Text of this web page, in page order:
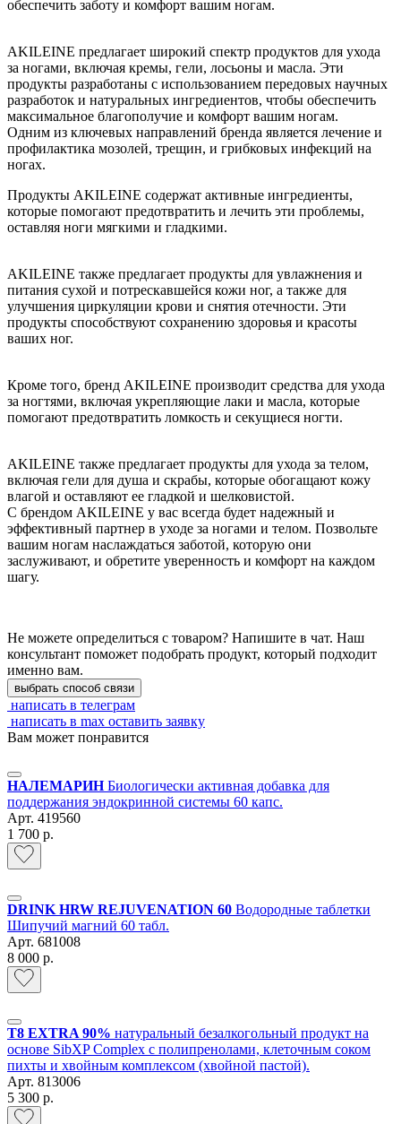
обеспечить заботу и комфорт вашим ногам.
AKILEINE предлагает широкий спектр продуктов для ухода
за ногами, включая кремы, гели, лосьоны и масла. Эти
продукты разработаны с использованием передовых научных
разработок и натуральных ингредиентов, чтобы обеспечить
максимальное благополучие и комфорт вашим ногам.
Одним из ключевых направлений бренда является лечение и
профилактика мозолей, трещин, и грибковых инфекций на
ногах.
Продукты AKILEINE содержат активные ингредиенты,
которые помогают предотвратить и лечить эти проблемы,
оставляя ноги мягкими и гладкими.
AKILEINE также предлагает продукты для увлажнения и
питания сухой и потрескавшейся кожи ног, а также для
улучшения циркуляции крови и снятия отечности. Эти
продукты способствуют сохранению здоровья и красоты
ваших ног.
Кроме того, бренд AKILEINE производит средства для ухода
за ногтями, включая укрепляющие лаки и масла, которые
помогают предотвратить ломкость и секущиеся ногти.
AKILEINE также предлагает продукты для ухода за телом,
включая гели для душа и скрабы, которые обогащают кожу
влагой и оставляют ее гладкой и шелковистой.
С брендом AKILEINE у вас всегда будет надежный и
эффективный партнер в уходе за ногами и телом. Позвольте
вашим ногам наслаждаться заботой, которую они
заслуживают, и обретите уверенность и комфорт на каждом
шагу.
Не можете определиться с товаром? Напишите в чат. Наш
консультант поможет подобрать продукт, который подходит
именно вам.
выбрать способ связи
написать в телеграм
написать в max оставить заявку
Вам может понравится
НАЛЕМАРИНБиологически активная добавка для
поддержания эндокринной системы 60 капс.
Арт. 419560
1 700 р.
DRINK HRW REJUVENATION 60 Водородные таблетки
Шипучий магний 60 табл.
Арт. 681008
8 000 р.
T8 EXTRA 90% натуральный безалкогольный продукт на
основе SibXP Complex с полипренолами, клеточным соком
пихты и хвойным комплексом (хвойной пастой).
Арт. 813006
5 300 р.